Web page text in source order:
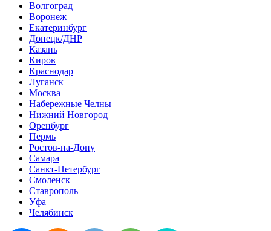
Волгоград
Воронеж
Екатеринбург
Донецк/ДНР
Казань
Киров
Краснодар
Луганск
Москва
Набережные Челны
Нижний Новгород
Оренбург
Пермь
Ростов-на-Дону
Самара
Санкт-Петербург
Смоленск
Ставрополь
Уфа
Челябинск